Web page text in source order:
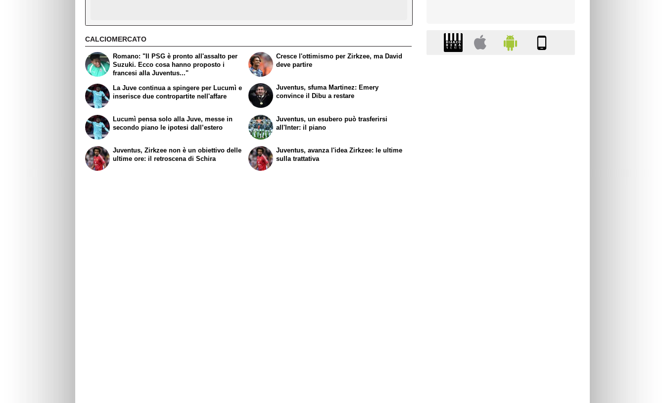
CALCIOMERCATO
Romano: "Il PSG è pronto all'assalto per
Suzuki. Ecco cosa hanno proposto i
francesi alla Juventus..."
La Juve continua a spingere per Lucumì e
inserisce due contropartite nell'affare
Cresce l'ottimismo per Zirkzee, ma David
deve partire
Juventus, sfuma Martinez: Emery
convince il Dibu a restare
Lucumì pensa solo alla Juve, messe in
secondo piano le ipotesi dall’estero
Juventus, Zirkzee non è un obiettivo delle
ultime ore: il retroscena di Schira
Juventus, un esubero può trasferirsi
all'Inter: il piano
Juventus, avanza l'idea Zirkzee: le ultime
sulla trattativa